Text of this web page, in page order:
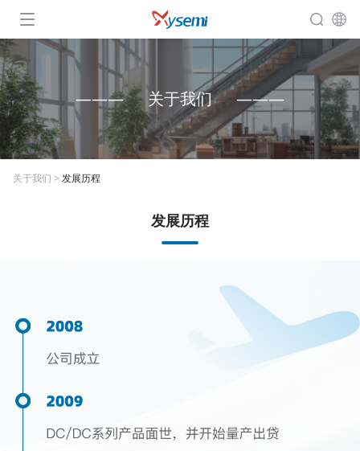
关于我们
关于我们 > 发展历程
发展历程